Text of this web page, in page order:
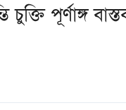
চুক্তি পূর্ণাঙ্গ